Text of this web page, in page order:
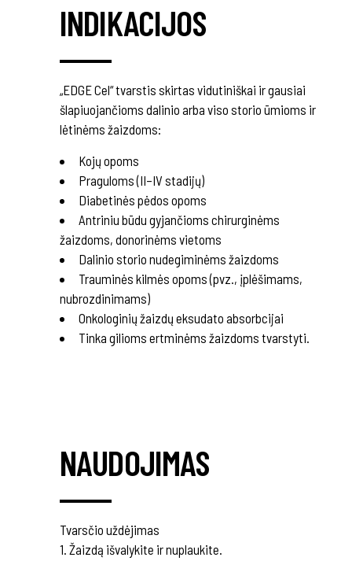
INDIKACIJOS
„EDGE Cel“ tvarstis skirtas vidutiniškai ir gausiai
šlapiuojančioms dalinio arba viso storio ūmioms ir
lėtinėms žaizdoms:
Kojų opoms
Praguloms (II–IV stadijų)
Diabetinės pėdos opoms
Antriniu būdu gyjančioms chirurginėms
žaizdoms, donorinėms vietoms
Dalinio storio nudegiminėms žaizdoms
Trauminės kilmės opoms (pvz., įplėšimams,
nubrozdinimams)
Onkologinių žaizdų eksudato absorbcijai
Tinka gilioms ertminėms žaizdoms tvarstyti.
NAUDOJIMAS
Tvarsčio uždėjimas
1. Žaizdą išvalykite ir nuplaukite.